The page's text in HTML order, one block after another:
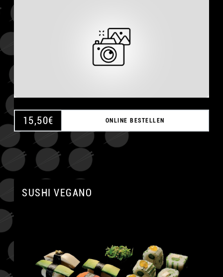
15,50€ ONLINE BESTELLEN
SUSHI VEGANO